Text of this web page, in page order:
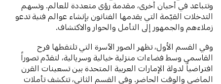
وتتباعد في أحيان أخرى، مقدمة رؤى متعددة للعالم. وتسهم
التدخلات القيّمة التي يقدمها الفنانون بإنشاء عوالم فنية تدعو
زملاءهم والجمهور إلى التأمل والحوار والاكتشاف.
وفي القسم الأول، تظهر الصور الآسرة التي تلتقطها فرح
القاسمي وسط فضاءات منزلية خيالية وسريالية، لتقدّم تصوراً
افتراضياً لدولة الإمارات العربية المتحدة بين تسعينات القرن
الماضي والوقت الحاضر. وفي القسم الثاني، تتكشف تأملات